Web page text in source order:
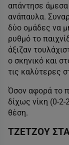
απάντησε
ανάπαυλα.
δύο ομάδες να
ρυθμό το
άξιζαν
ο σκηνικό και
τις καλύτερες
Όσον αφορά το
δίχως νίκη (0-
θέση.
ΤΖΕΤΖΟΥ